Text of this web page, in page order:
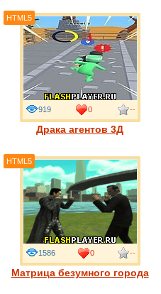
Драка агентов 3Д
919 0 --
HTML5
Матрица безумного города
1586 0 --
HTML5